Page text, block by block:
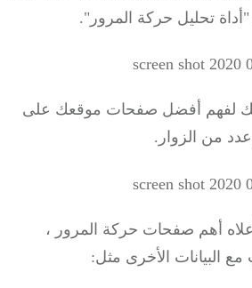
حركة المرور".
لفهم أفضل صفحات موقعك على
من الزوار.
أهم صفحات حركة المرور ،
الأخرى مثل: